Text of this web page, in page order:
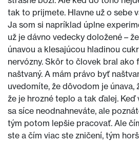
tak to prijmete. Hlavne už o sebe
Ja som si napríklad úplne
už je dávno vedecky doložené –
únavou a klesajúcou hladinou
nervózny. Skôr to človek bral ako
naštvaný. A mám právo byť
uvedomíte, že dôvodom je únava,
že je hrozné teplo a tak ďalej.
sa síce neodnahneváte, ale
tým potom lepšie pracovať. Ale
ste a čím viac ste zničení, tým